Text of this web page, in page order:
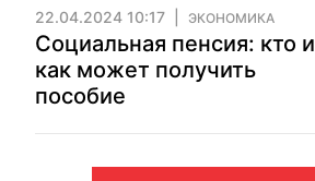
22.04.2024 10:17 ЭКОНОМИКА
Социальная пенсия: кто и
как может получить
пособие